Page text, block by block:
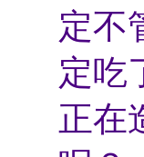
定不
定吃
正在